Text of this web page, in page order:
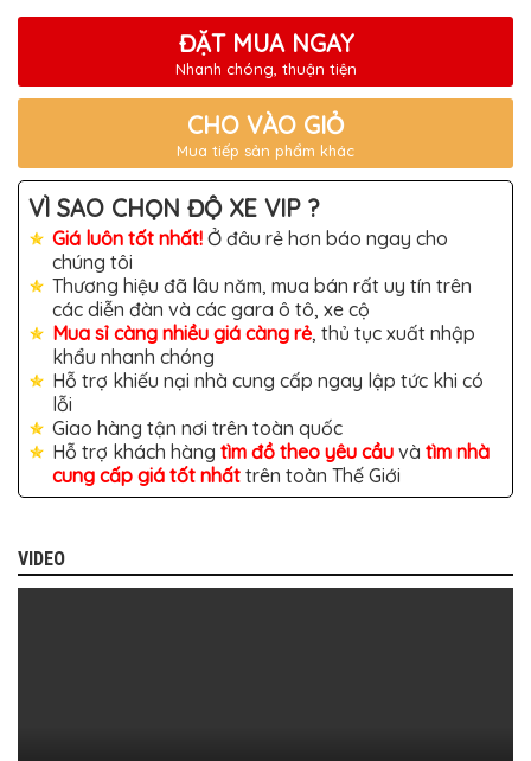
ĐỒ
MỚI
NHẤT
ĐỒ
CHƠI
XE
HƠI
CAO
CẤP
ĐỒ
CHƠI
XE
MÁY
DÁN
DECAL
Ô
ISUZU
ĐẶT MUA NGAY
Nhanh chóng, thuận tiện
CHO VÀO GIỎ
Mua tiếp sản phẩm khác
VÌ SAO CHỌN ĐỘ XE VIP ?
Giá luôn tốt nhất! Ở đâu rẻ hơn báo ngay cho
chúng tôi
Thương hiệu đã lâu năm, mua bán rất uy tín trên
các diễn đàn và các gara ô tô, xe cộ
Mua sỉ càng nhiều giá càng rẻ, thủ tục xuất nhập
khẩu nhanh chóng
Hỗ trợ khiếu nại nhà cung cấp ngay lập tức khi có
lỗi
Giao hàng tận nơi trên toàn quốc
Hỗ trợ khách hàng tìm đồ theo yêu cầu và tìm nhà
cung cấp giá tốt nhất trên toàn Thế Giới
VIDEO